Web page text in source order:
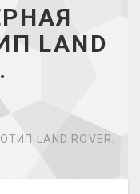
LAND
LAND ROVER.